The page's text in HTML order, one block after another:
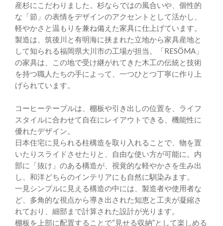
産杉にこだわりました。杉ならではの風合いや、個性的
な「節」の表情をデザインのアクセントとして活かし、
軽やかさと温もりを兼ね備えた家具に仕上げています。
製造は、筑後川と有明海に挟まれた立地から家具産地と
して知られる福岡県大川市の工場が担当。「RESÖMA」
の家具は、この地で受け継がれてきた木工の伝統と技術
を持つ職人たちの手によって、一つひとつ丁寧に作り上
げられています。
コーヒーテーブルは、棚板や引き出しの位置を、ライフ
スタイルに合わせて自在にレイアウトできる、機能性に
優れたデザイン。
日本住宅に見られる柱構造を取り入れることで、物を置
いたりスライドさせたりと、自由な使い方が可能に。内
部に「抜け」のある構造が、視覚的な軽やかさを生み出
し、和洋どちらのインテリアにも自然に馴染みます。
一見シンプルに見える構造の中には、製造者や使用者な
ど、多角的な視点から導き出された知恵と工夫が凝縮さ
れており、細部まで計算された設計が光ります。
棚板を上部に配置することで“見せる収納”として楽しめる